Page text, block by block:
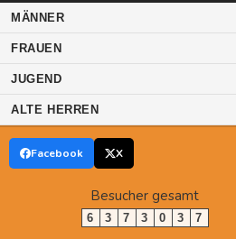
MÄNNER
FRAUEN
JUGEND
ALTE HERREN
Facebook X
Besucher gesamt
6 3 7 3 0 3 7